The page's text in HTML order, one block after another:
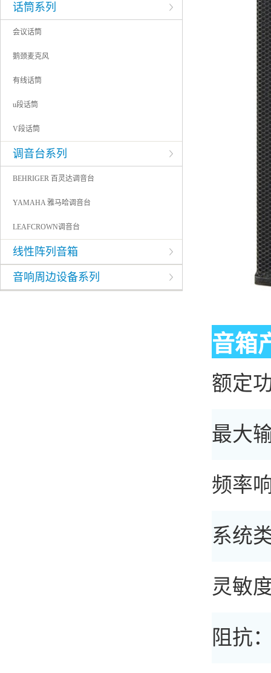
话筒系列
会议话筒
鹅颈麦克风
有线话筒
u段话筒
V段话筒
调音台系列
BEHRIGER 百灵达调音台
YAMAHA 雅马哈调音台
LEAFCROWN调音台
线性阵列音箱
音响周边设备系列
音箱
额定
最大
频率
系统
灵敏
阻抗